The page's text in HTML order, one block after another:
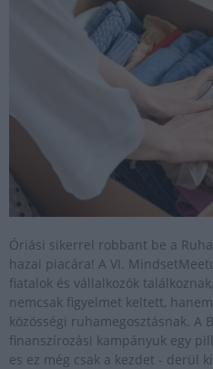
Óriási sikerrel robbant be a
hazai piacára! A VI.
fiatalok és vállalkozók
nemcsak figyelmet keltett,
közösségi ruhamegosztásnak. A
finanszírozási kampányuk egy
es ez még csak a kezdet - derül